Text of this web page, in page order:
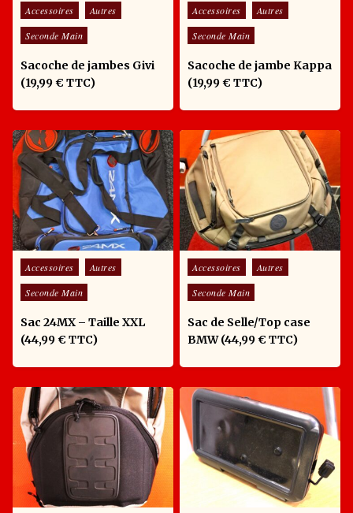
Posted in
Accessoires
Autres
Seconde Main
Sacoche de jambes Givi
(19,99 € TTC)
Posted in
Accessoires
Autres
Seconde Main
Sacoche de jambe Kappa
(19,99 € TTC)
Posted in
Accessoires
Autres
Seconde Main
Sac 24MX – Taille XXL
(44,99 € TTC)
Posted in
Accessoires
Autres
Seconde Main
Sac de Selle/Top case
BMW (44,99 € TTC)